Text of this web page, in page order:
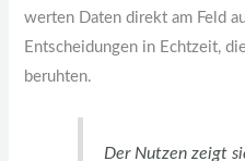
werten Daten direkt am Feld
Entscheidungen in Echtzeit,
beruhten.
Der Nutzen zeigt